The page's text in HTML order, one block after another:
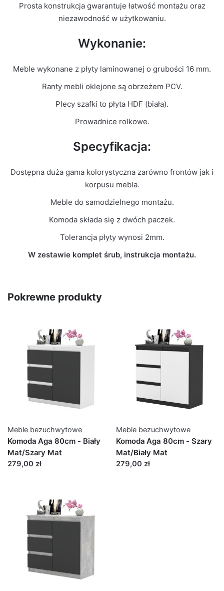
Prosta konstrukcja gwarantuje łatwość montażu oraz
niezawodność w użytkowaniu.
Wykonanie:
Meble wykonane z płyty laminowanej o grubości 16 mm.
Ranty mebli oklejone są obrzeżem PCV.
Plecy szafki to płyta HDF (biała).
Prowadnice rolkowe.
Specyfikacja:
Dostępna duża gama kolorystyczna zarówno frontów jak i
korpusu mebla.
Meble do samodzielnego montażu.
Komoda składa się z dwóch paczek.
Tolerancja płyty wynosi 2mm.
W zestawie komplet śrub, instrukcja montażu.
Rolkowe
Pokrewne produkty
Meble bezuchwytowe
Komoda Aga 80cm - Biały
Mat/Szary Mat
279,00 zł
Meble bezuchwytowe
Komoda Aga 80cm - Szary
Mat/Biały Mat
279,00 zł